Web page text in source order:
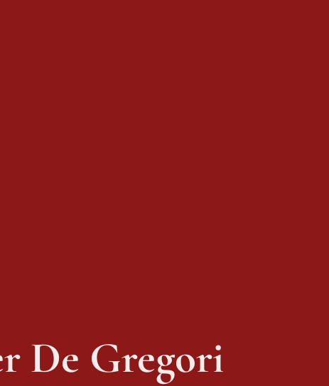
De Gregori